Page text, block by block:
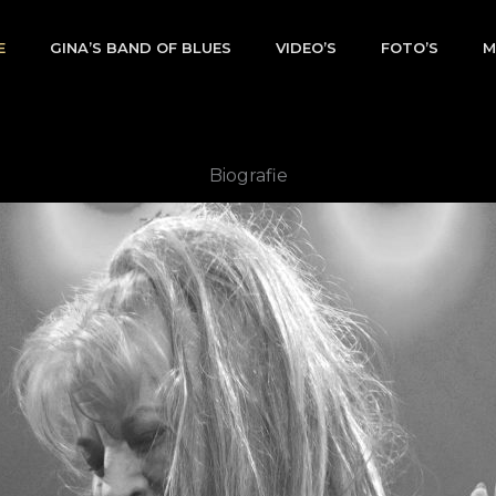
GINA’S BAND OF BLUES VIDEO’S FOTO’S
Biografie